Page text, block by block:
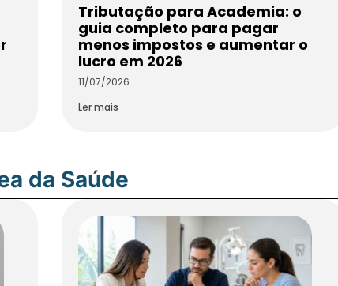
Tributação para Academia: o
guia completo para pagar
menos impostos e aumentar o
lucro em 2026
11/07/2026
Ler mais
da Saúde